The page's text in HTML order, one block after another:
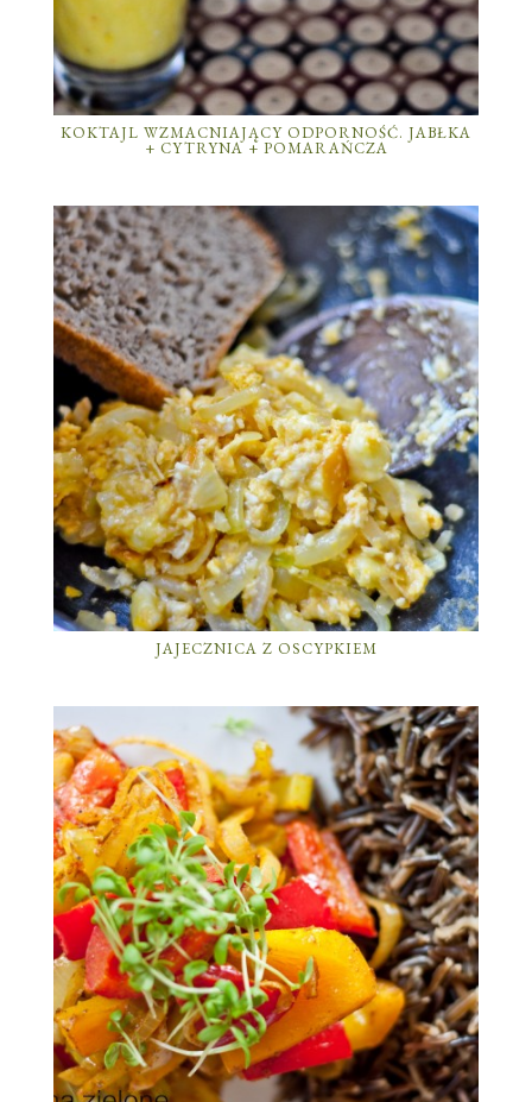
KOKTAJL WZMACNIAJĄCY ODPORNOŚĆ. JABŁKA
+ CYTRYNA + POMARAŃCZA
JAJECZNICA Z OSCYPKIEM